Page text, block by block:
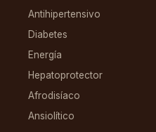
Antihipertensivo
Diabetes
Energía
Hepatoprotector
Afrodisíaco
Ansiolítico